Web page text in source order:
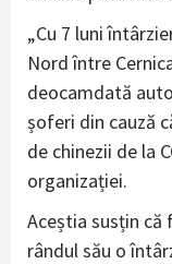
„Cu 7 luni
Nord între
deocamdată
șoferi din cauză
de chinezii de la
organizației.
Aceștia susțin că
rândul său o